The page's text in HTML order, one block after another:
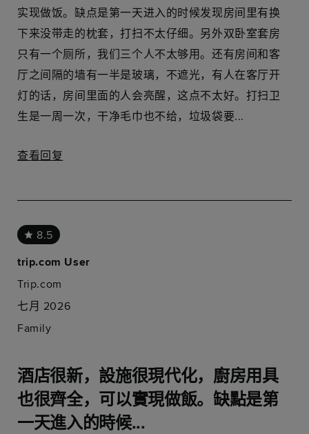
实现做饭。缺点是第一天进入的时候发现房间里有换
下来没带走的枕套，打扫不太仔细。另外双卧室套房
只有一个厕所，我们三个人不太够用。还有房间和客
厅之间隔的墙有一半是玻璃，不遮光，有人在客厅开
灯的话，房间里面的人会亮醒，这点不太好。打扫卫
生是一周一次，干净毛巾也不给，垃圾袋要...
查看回复
8.5
trip.com User
Trip.com
七月 2026
Family
酒店很新，設施很現代化，廚房用具
也很齊全，可以實現做飯。缺點是第
一天進入的時候...